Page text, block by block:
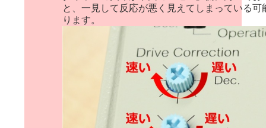
と、一見して反応が悪く見えてしまっている可
ります。